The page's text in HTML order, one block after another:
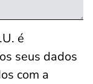
é
seus dados
com a